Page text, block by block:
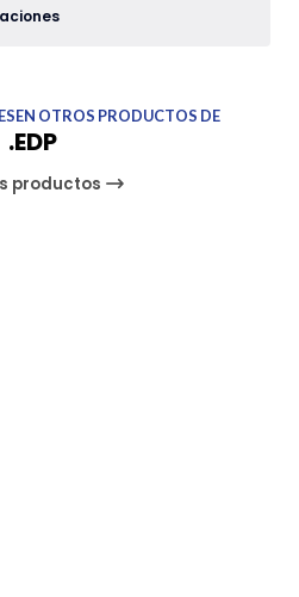
OTROS PRODUCTOS DE
.EDP
productos